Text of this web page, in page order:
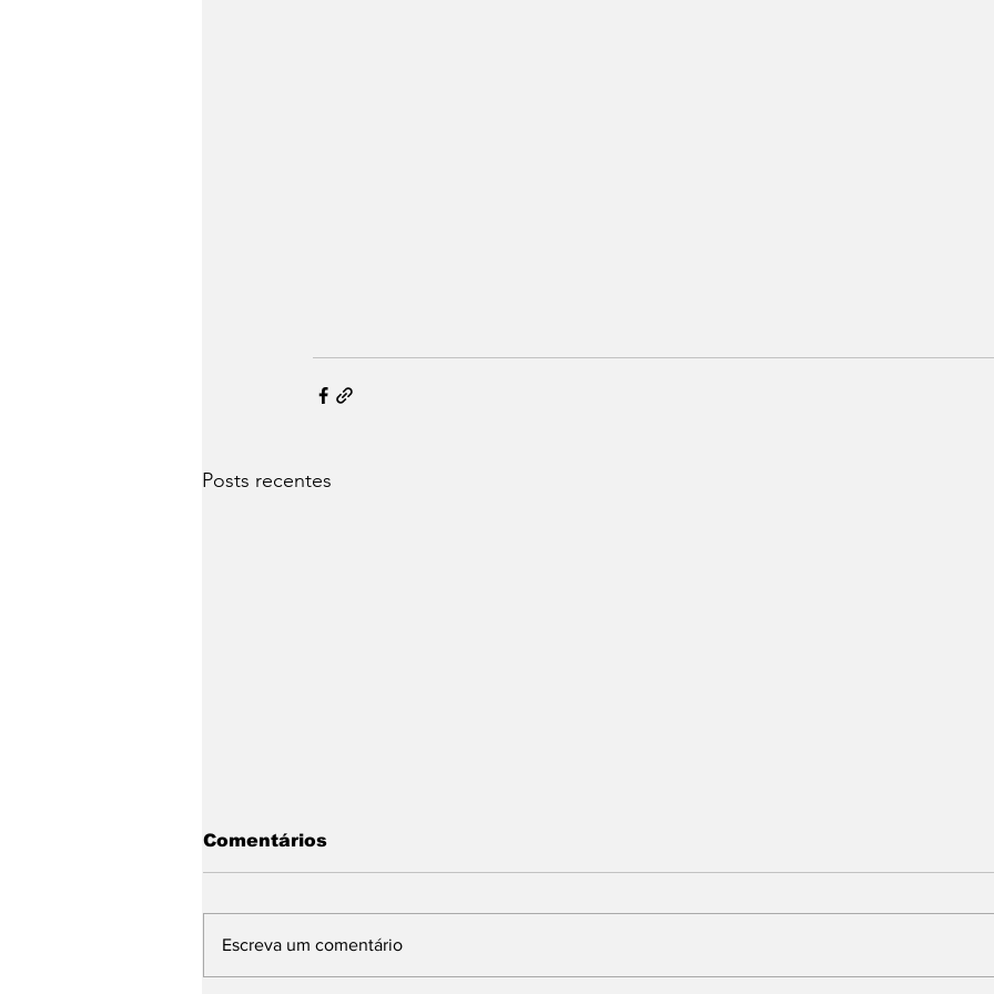
Posts recentes
Comentários
Escreva um comentário